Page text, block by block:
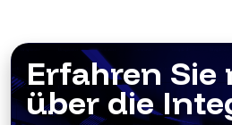
Erfahren Sie
über die